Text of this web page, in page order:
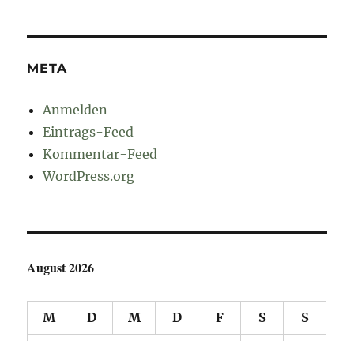
META
Anmelden
Eintrags-Feed
Kommentar-Feed
WordPress.org
August 2026
M D M D F S S